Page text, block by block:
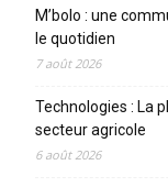
M’bolo : une
le quotidien
7 août 2026
Technologies : La
secteur agricole
6 août 2026